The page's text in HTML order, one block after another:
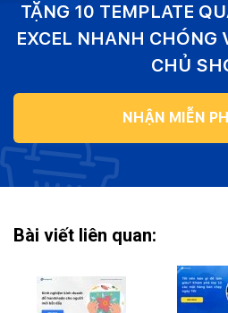
TẶNG 10 TEMPLATE
EXCEL NHANH CHÓNG
CHỦ
NHẬN MIỄN
Bài viết liên quan: